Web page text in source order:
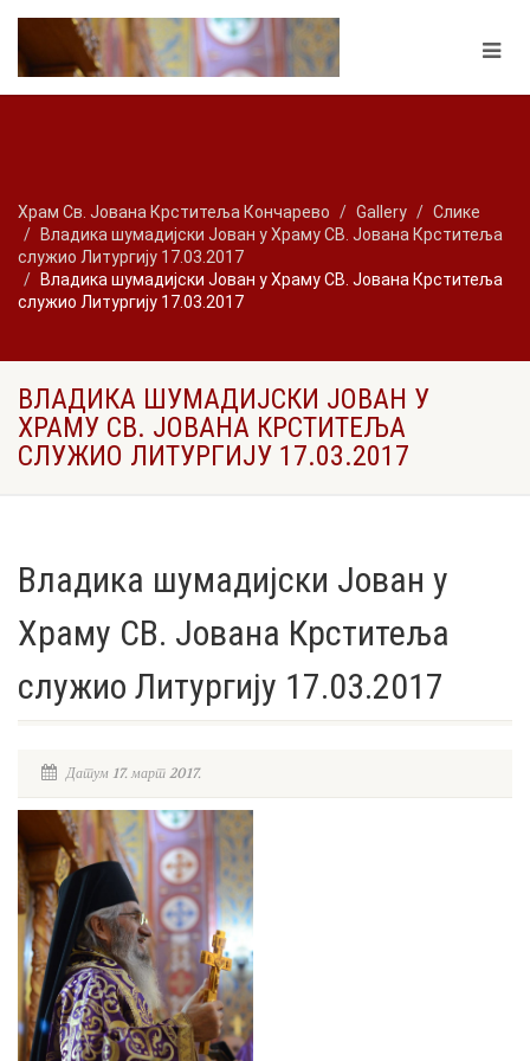
Храм Св. Јована Крститеља Кончарево Gallery
Слике
Владика шумадијски Јован у Храму СВ. Јована Крститеља
служио Литургију 17.03.2017
Владика шумадијски Јован у Храму СВ. Јована Крститеља
служио Литургију 17.03.2017
ВЛАДИКА ШУМАДИЈСКИ ЈОВАН У
ХРАМУ СВ. ЈОВАНА КРСТИТЕЉА
СЛУЖИО ЛИТУРГИЈУ 17.03.2017
Владика шумадијски Јован у
Храму СВ. Јована Крститеља
служио Литургију 17.03.2017
Датум 17. март 2017.